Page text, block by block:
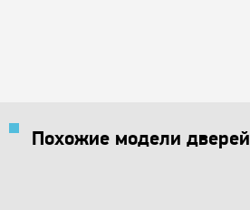
Похожие модели дверей